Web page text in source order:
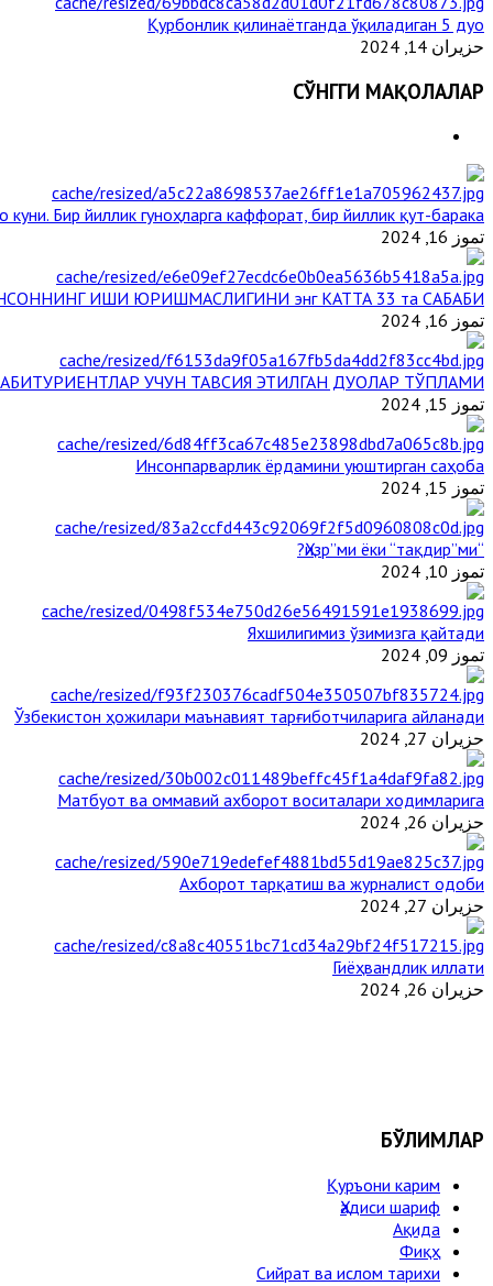
Қурбонлик қилинаётганда ўқиладиган 5 дуо
حزيران 14, 2024
СЎНГГИ МАҚОЛАЛАР
Бир йиллик гуноҳларга каффорат, бир йиллик қут-барака
تموز 16, 2024
ИШИ ЮРИШМАСЛИГИНИ энг КАТТА 33 та САБАБИ
تموز 16, 2024
АБИТУРИЕНТЛАР УЧУН ТАВСИЯ ЭТИЛГАН ДУОЛАР ТЎПЛАМИ
تموز 15, 2024
Инсонпарварлик ёрдамини уюштирган саҳоба
تموز 15, 2024
“Ҳизр”ми ёки “тақдир”ми?
تموز 10, 2024
Яхшилигимиз ўзимизга қайтади
تموز 09, 2024
Ўзбекистон ҳожилари маънавият тарғиботчиларига айланади
حزيران 27, 2024
Матбуот ва оммавий ахборот воситалари ходимларига
حزيران 26, 2024
Ахборот тарқатиш ва журналист одоби
حزيران 27, 2024
Гиёҳвандлик иллати
حزيران 26, 2024
БЎЛИМЛАР
Қуръони карим
Ҳадиси шариф
Ақида
Фиқҳ
Сийрат ва ислом тарихи